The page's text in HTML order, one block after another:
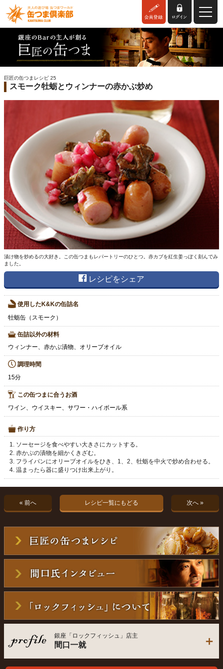
巨匠の缶つまレシピ 25
スモーク牡蛎とウィンナーの赤かぶ炒め
漬け物を炒めるの大好き。この缶つまもレパートリーのひとつ。赤カブを紅生姜っぽく刻んでみ
ました。
レシピをシェア
使用したK&Kの缶詰名
牡蛎缶（スモーク）
缶詰以外の材料
ウィンナー、赤かぶ漬物、オリーブオイル
調理時間
15分
この缶つまに合うお酒
ワイン、ウイスキー、サワー・ハイボール系
作り方
ソーセージを食べやすい大きさにカットする。
赤かぶの漬物を細かくきざむ。
フライパンにオリーブオイルをひき、1、2、牡蛎を中火で炒め合わせる。
温まったら器に盛りつけ出来上がり。
« 前へ レシピ一覧にもどる 次へ »
銀座「ロックフィッシュ」店主
間口一就